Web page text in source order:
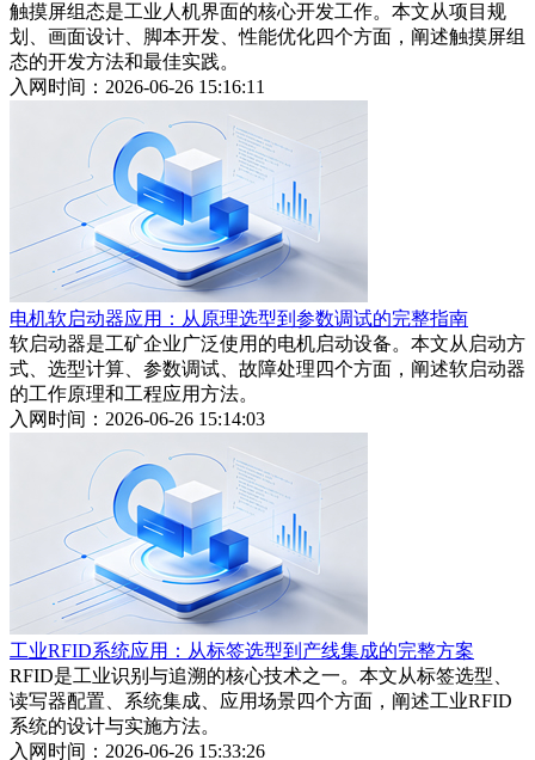
触摸屏组态是工业人机界面的核心开发工作。本文从项目规
划、画面设计、脚本开发、性能优化四个方面，阐述触摸屏组
态的开发方法和最佳实践。
入网时间：2026-06-26 15:16:11
电机软启动器应用：从原理选型到参数调试的完整指南
软启动器是工矿企业广泛使用的电机启动设备。本文从启动方
式、选型计算、参数调试、故障处理四个方面，阐述软启动器
的工作原理和工程应用方法。
入网时间：2026-06-26 15:14:03
工业RFID系统应用：从标签选型到产线集成的完整方案
RFID是工业识别与追溯的核心技术之一。本文从标签选型、
读写器配置、系统集成、应用场景四个方面，阐述工业RFID
系统的设计与实施方法。
入网时间：2026-06-26 15:33:26